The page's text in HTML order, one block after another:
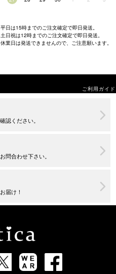
平日は15時までのご注文確定で即日発送。
土日祝は12時までのご注文確定で即日発送。
休業日は発送できませんので、ご注意願います。
ご利用ガイド